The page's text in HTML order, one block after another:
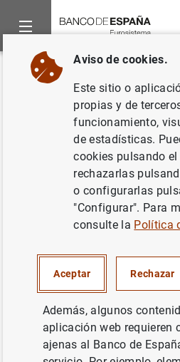
Inicio Publicaciones
Volver
Septiembre 2013
Serie: Boletín
INFORMACIÓN
DATOS
SITUACIÓN
Aviso de cookies.
Este sitio o
propias y de
funcionamiento,
de estadísticas.
cookies pulsando
rechazarlas
o configurarlas
"Configurar". Para
consulte la Política
Aceptar Rechazar
Además, algunos
aplicación web requieren
ajenas al Banco de